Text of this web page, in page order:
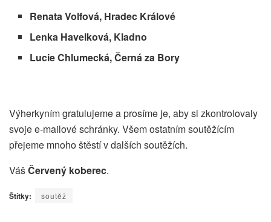
Renata Volfová, Hradec Králové
Lenka Havelková, Kladno
Lucie Chlumecká, Černá za Bory
Výherkyním gratulujeme a prosíme je, aby si zkontrolovaly
svoje e-mailové schránky. Všem ostatním soutěžícím
přejeme mnoho štěstí v dalších soutěžích.
VášČervený koberec.
Štítky: soutěž